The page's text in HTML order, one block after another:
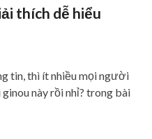
thích dễ hiểu
tin, thì ít nhiều mọi người
này rồi nhỉ? trong bài